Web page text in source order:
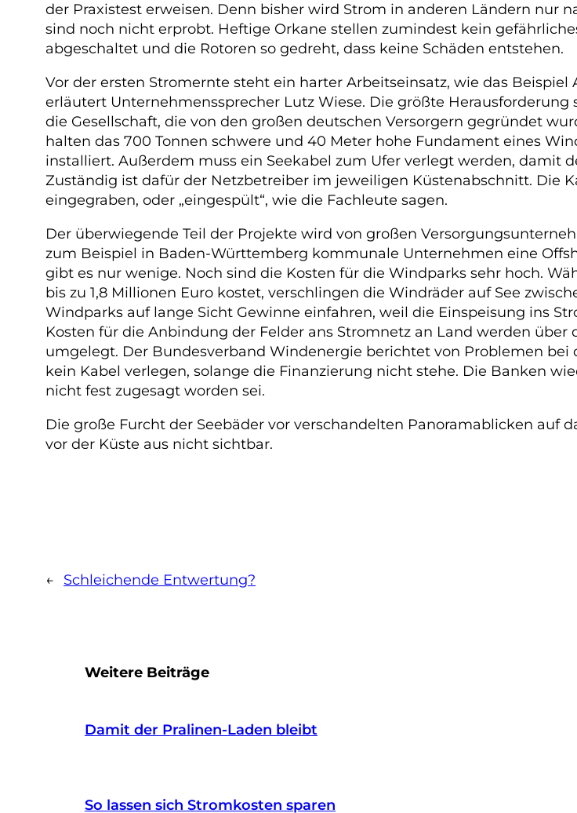
der Praxistest erweisen. Denn bisher wird Strom in anderen Ländern nur
sind noch nicht erprobt. Heftige Orkane stellen zumindest kein
abgeschaltet und die Rotoren so gedreht, dass keine Schäden entstehen.
Vor der ersten Stromernte steht ein harter Arbeitseinsatz, wie das
erläutert Unternehmenssprecher Lutz Wiese. Die größte
die Gesellschaft, die von den großen deutschen Versorgern gegründet
halten das 700 Tonnen schwere und 40 Meter hohe Fundament eines
installiert. Außerdem muss ein Seekabel zum Ufer verlegt werden, damit
Zuständig ist dafür der Netzbetreiber im jeweiligen Küstenabschnitt. Die
eingegraben, oder „eingespült“, wie die Fachleute sagen.
Der überwiegende Teil der Projekte wird von großen
zum Beispiel in Baden-Württemberg kommunale Unternehmen eine
gibt es nur wenige. Noch sind die Kosten für die Windparks sehr hoch.
bis zu 1,8 Millionen Euro kostet, verschlingen die Windräder auf See
Windparks auf lange Sicht Gewinne einfahren, weil die Einspeisung ins
Kosten für die Anbindung der Felder ans Stromnetz an Land werden
umgelegt. Der Bundesverband Windenergie berichtet von Problemen
kein Kabel verlegen, solange die Finanzierung nicht stehe. Die Banken
nicht fest zugesagt worden sei.
Die große Furcht der Seebäder vor verschandelten Panoramablicken auf
vor der Küste aus nicht sichtbar.
← Schleichende Entwertung?
Weitere Beiträge
Damit der Pralinen-Laden bleibt
So lassen sich Stromkosten sparen